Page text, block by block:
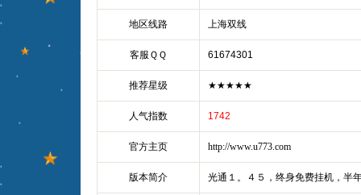
地区线路 上海双线
客服ＱＱ 61674301
推荐星级 ★★★★★
人气指数 1742
官方主页 http://www.u773.com
版本简介 光通１。４５，终身免费挂机，半